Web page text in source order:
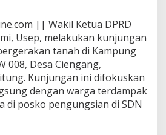
a
T
e
r
d
a
m
p
a
|| Wakil Ketua DPRD
Usep, melakukan kunjungan
tanah di Kampung
008, Desa Ciengang,
Kunjungan ini difokuskan
dengan warga terdampak
di posko pengungsian di SDN